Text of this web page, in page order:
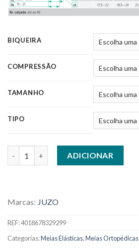
BIQUEIRA
COMPRESSÃO
TAMANHO
TIPO
ADICIONAR
Marcas: JUZO
REF:4018678329299
Categorias:Meias Elásticas,Meias Ortopédicas